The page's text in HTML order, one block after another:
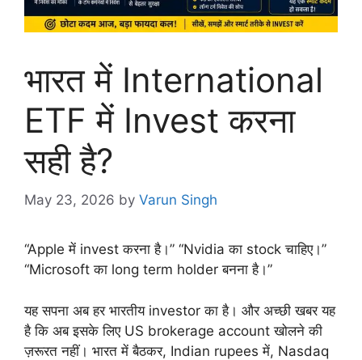
भारत में International
ETF में Invest करना
सही है?
May 23, 2026 by Varun Singh
“Apple में invest करना है।” “Nvidia का stock चाहिए।”
“Microsoft का long term holder बनना है।”
यह सपना अब हर भारतीय investor का है। और अच्छी खबर यह
है कि अब इसके लिए US brokerage account खोलने की
ज़रूरत नहीं। भारत में बैठकर, Indian rupees में, Nasdaq